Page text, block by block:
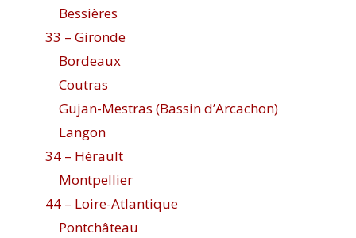
Bessières
33 – Gironde
Bordeaux
Coutras
Gujan-Mestras (Bassin d’Arcachon)
Langon
34 – Hérault
Montpellier
44 – Loire-Atlantique
Pontchâteau